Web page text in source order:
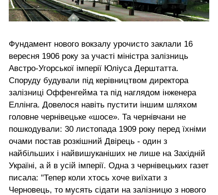
Фундамент нового вокзалу урочисто заклали 16
вересня 1906 року за участі міністра залізниць
Австро-Угорської імперії Юліуса Дерштатта.
Споруду будували під керівництвом директора
залізниці Оффенгейма та під наглядом інженера
Еллінга. Довелося навіть пустити іншим шляхом
головне чернівецьке «шосе». Та чернівчани не
пошкодували: 30 листопада 1909 року перед їхніми
очами постав розкішний Двірець - один з
найбільших і найвишуканіших не лише на Західній
Україні, а й в усій імперії. Одна з чернівецьких газет
писала: "Тепер коли хтось хоче виїхати з
Черновець, то мусять сідати на залізницю з нового